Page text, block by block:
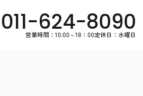
011-624-8090
営業時間：10:00～18：00定休日：水曜日